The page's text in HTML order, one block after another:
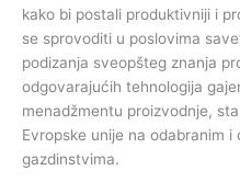
kako bi postali produktivniji i
se sprovoditi u poslovima
podizanja sveopšteg znanja
odgovarajućih tehnologija
menadžmentu proizvodnje,
Evropske unije na odabranim i
gazdinstvima.